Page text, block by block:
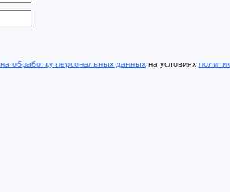
обработку персональных данных на условиях